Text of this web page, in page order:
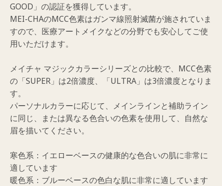
GOOD」の認証を獲得しています。
MEI-CHAのMCC色素はガンマ線照射滅菌が施されていま
すので、医療アートメイクなどの分野でも安心してご使
用いただけます。
メイチャ マジックカラーシリーズとの比較で、MCC色素
の「SUPER」は2倍濃度、「ULTRA」は3倍濃度となりま
す。
パーソナルカラーに応じて、メインラインと補助ライン
に同じ、または異なる色合いの色素を使用して、自然な
眉を描いてください。
寒色系：イエローベースの健康的な色合いの肌に非常に
適しています
暖色系：ブルーベースの色白な肌に非常に適しています